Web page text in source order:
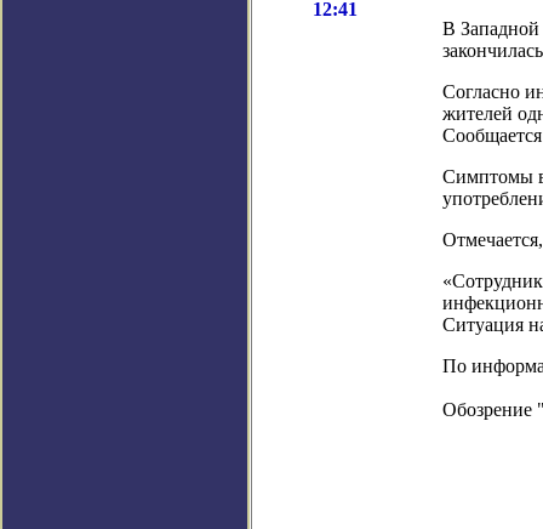
12:41
В Западной
Согласно
жителей
Симптомы
Ситуация
По
Обозрение